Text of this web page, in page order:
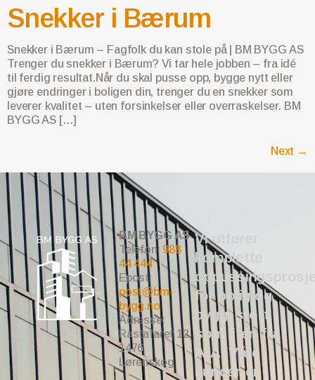
Snekker i Bærum
Snekker i Bærum – Fagfolk du kan stole på | BM BYGG AS
Trenger du snekker i Bærum? Vi tar hele jobben – fra idé
til ferdig resultat.Når du skal pusse opp, bygge nytt eller
gjøre endringer i boligen din, trenger du en snekker som
leverer kvalitet – uten forsinkelser eller overraskelser. BM
BYGG AS […]
Next →
BM BYGG AS
Telefon: 988
44 444
Epost:
post@bm-
bygg.no
Adresse:
Rastafaret 12,
1476
Lørenskog
Vi utfører
komplette
for bolig og
bygg, stort
som liten fra
A-Å. Våre
kunder er